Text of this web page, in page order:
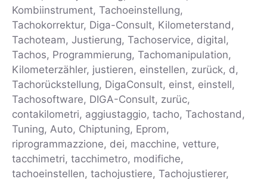
Kombiinstrument, Tachoeinstellung,
Tachokorrektur, Diga-Consult, Kilometerstand,
Tachoteam, Justierung, Tachoservice, digital,
Tachos, Programmierung, Tachomanipulation,
Kilometerzähler, justieren, einstellen, zurück, d,
Tachorückstellung, DigaConsult, einst, einstell,
Tachosoftware, DIGA-Consult, zurüc,
contakilometri, aggiustaggio, tacho, Tachostand,
Tuning, Auto, Chiptuning, Eprom,
riprogrammazzione, dei, macchine, vetture,
tacchimetri, tacchimetro, modifiche,
tachoeinstellen, tachojustiere, Tachojustierer,